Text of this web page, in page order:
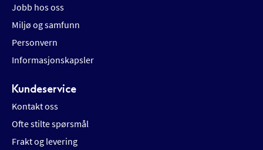
Jobb hos oss
Miljø og samfunn
Personvern
Informasjonskapsler
Kundeservice
Kontakt oss
Ofte stilte spørsmål
Frakt og levering